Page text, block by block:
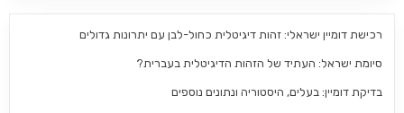
רכישת דומיין ישראלי: זהות דיגיטלית כחול-לבן עם יתרונות גדולים
סיומת ישראל: העתיד של הזהות הדיגיטלית בעברית?
בדיקת דומיין: בעלים, היסטוריה ונתונים נוספים